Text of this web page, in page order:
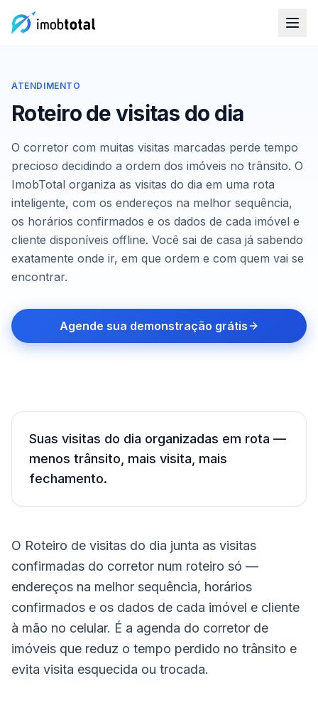
ATENDIMENTO
Roteiro de visitas do dia
O corretor com muitas visitas marcadas perde tempo
precioso decidindo a ordem dos imóveis no trânsito. O
ImobTotal organiza as visitas do dia em uma rota
inteligente, com os endereços na melhor sequência,
os horários confirmados e os dados de cada imóvel e
cliente disponíveis offline. Você sai de casa já sabendo
exatamente onde ir, em que ordem e com quem vai se
encontrar.
Agende sua demonstração grátis
Suas visitas do dia organizadas em rota —
menos trânsito, mais visita, mais
fechamento.
O Roteiro de visitas do dia junta as visitas
confirmadas do corretor num roteiro só —
endereços na melhor sequência, horários
confirmados e os dados de cada imóvel e cliente
à mão no celular. É a agenda do corretor de
imóveis que reduz o tempo perdido no trânsito e
evita visita esquecida ou trocada.